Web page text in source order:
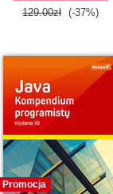
129.00zł (-37%)
Promocja